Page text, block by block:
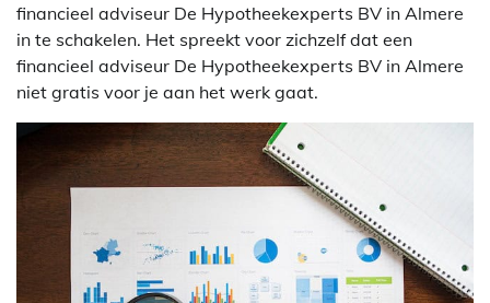
financieel adviseur De Hypotheekexperts BV in Almere
in te schakelen. Het spreekt voor zichzelf dat een
financieel adviseur De Hypotheekexperts BV in Almere
niet gratis voor je aan het werk gaat.